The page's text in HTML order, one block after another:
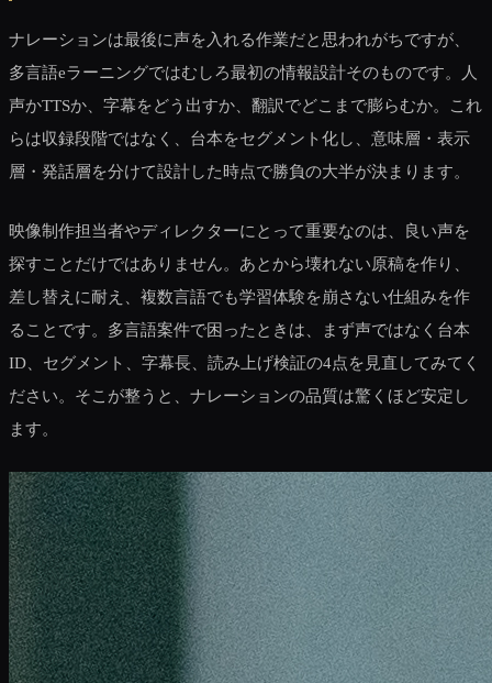
ナレーションは最後に声を入れる作業だと思われがちですが、
多言語eラーニングではむしろ最初の情報設計そのものです。人
声かTTSか、字幕をどう出すか、翻訳でどこまで膨らむか。これ
らは収録段階ではなく、台本をセグメント化し、意味層・表示
層・発話層を分けて設計した時点で勝負の大半が決まります。
映像制作担当者やディレクターにとって重要なのは、良い声を
探すことだけではありません。あとから壊れない原稿を作り、
差し替えに耐え、複数言語でも学習体験を崩さない仕組みを作
ることです。多言語案件で困ったときは、まず声ではなく台本
ID、セグメント、字幕長、読み上げ検証の4点を見直してみてく
ださい。そこが整うと、ナレーションの品質は驚くほど安定し
ます。